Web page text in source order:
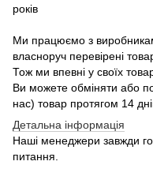
років
Ми працюємо з
власноруч перевірені
Тож ми впевні у своїх
Ви можете обміняти або
нас) товар протягом 14
Детальна інформація
Наші менеджери завжди
питання.